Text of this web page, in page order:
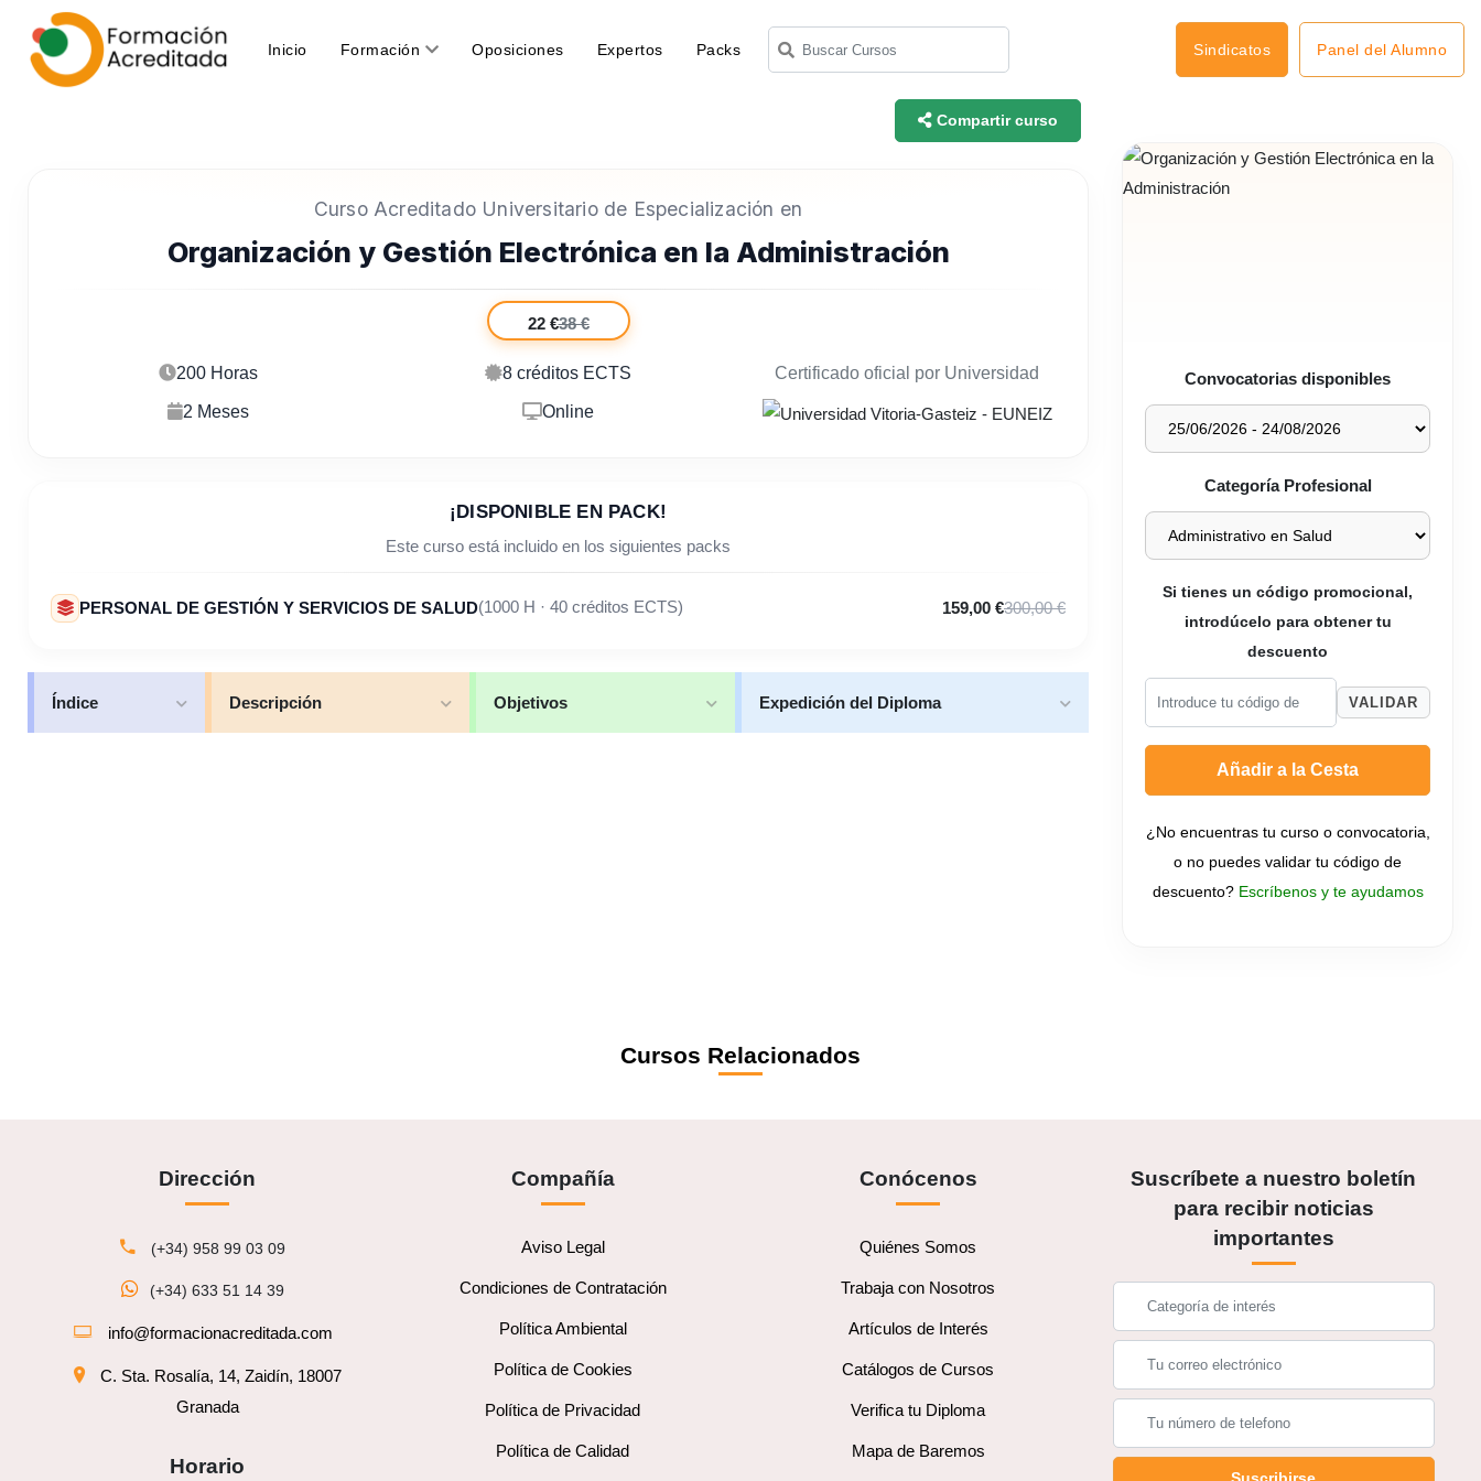
Inicio(current)Formación Oposiciones Expertos Packs Sindicatos Panel del Alumno
Compartir curso
Curso Acreditado Universitario de Especialización en
Organización y Gestión Electrónica en la Administración
22 €38 €
200 Horas
2 Meses
8 créditos ECTS
Online
Certificado oficial por Universidad
¡DISPONIBLE EN PACK!
Este curso está incluido en los siguientes packs
PERSONAL DE GESTIÓN Y SERVICIOS DE SALUD(1000 H · 40 créditos ECTS) 159,00 €300,00 €
Índice Descripción Objetivos Expedición del Diploma
Convocatorias disponibles
Categoría Profesional
Si tienes un código promocional,
introdúcelo para obtener tu
descuento
VALIDAR
Añadir a la Cesta
¿No encuentras tu curso o convocatoria,
o no puedes validar tu código de
descuento? Escríbenos y te ayudamos
Cursos Relacionados
Dirección
(+34) 958 99 03 09
(+34) 633 51 14 39
info@formacionacreditada.com
C. Sta. Rosalía, 14, Zaidín, 18007
Granada
Horario
Compañía
Aviso Legal
Condiciones de Contratación
Política Ambiental
Política de Cookies
Política de Privacidad
Política de Calidad
Conócenos
Quiénes Somos
Trabaja con Nosotros
Artículos de Interés
Catálogos de Cursos
Verifica tu Diploma
Mapa de Baremos
Suscríbete a nuestro boletín
para recibir noticias
importantes